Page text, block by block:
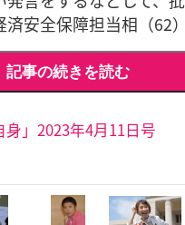
済安全保障担当相（62
記事の続きを読む
身」2023年4月11日号